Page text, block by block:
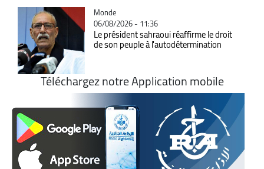
Catégorie
Monde
06/08/2026 - 11:36
Le président sahraoui réaffirme le droit
de son peuple à l'autodétermination
Téléchargez notre Application mobile